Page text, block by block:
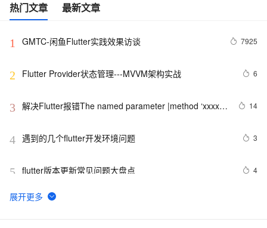
热门文章 最新文章
1 GMTC-闲鱼Flutter实践效果访谈 7925
2 Flutter Provider状态管理---MVVM架构实战 6
3 解决Flutter报错The named parameter |method ‘xxxx‘
14
4 遇到的几个flutter开发环境问题 3
5 flutter版本更新常见问题大盘点 4
6 Flutter应用的国际化支持：实现多语言环境的优雅策略